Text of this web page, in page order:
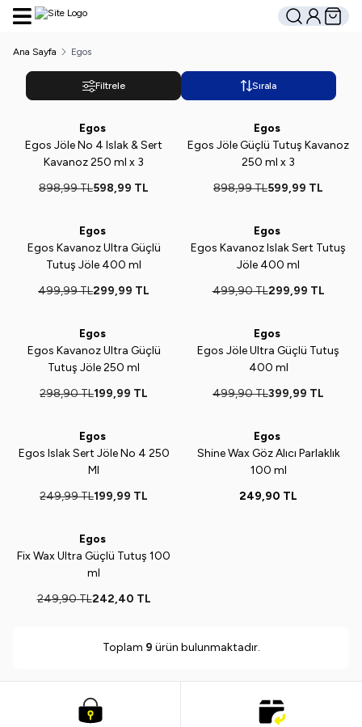
Hesabım
Sepetim
Ana Sayfa Egos
Filtrele Sırala
Egos
Egos Jöle No 4 Islak & Sert
Kavanoz 250 ml x 3
898,99TL598,99 TL
Egos
Egos Jöle Güçlü Tutuş Kavanoz
250 ml x 3
898,99TL599,99 TL
Egos
Egos Kavanoz Ultra Güçlü
Tutuş Jöle 400 ml
499,99TL299,99 TL
Egos
Egos Kavanoz Islak Sert Tutuş
Jöle 400 ml
499,90TL299,99 TL
Egos
Egos Kavanoz Ultra Güçlü
Tutuş Jöle 250 ml
298,90TL199,99 TL
Egos
Egos Jöle Ultra Güçlü Tutuş
400 ml
499,90TL399,99 TL
Egos
Egos Islak Sert Jöle No 4 250
Ml
249,99TL199,99 TL
Egos
Shine Wax Göz Alıcı Parlaklık
100 ml
249,90 TL
Egos
Fix Wax Ultra Güçlü Tutuş 100
ml
249,90TL242,40 TL
Toplam 9 ürün bulunmaktadır.